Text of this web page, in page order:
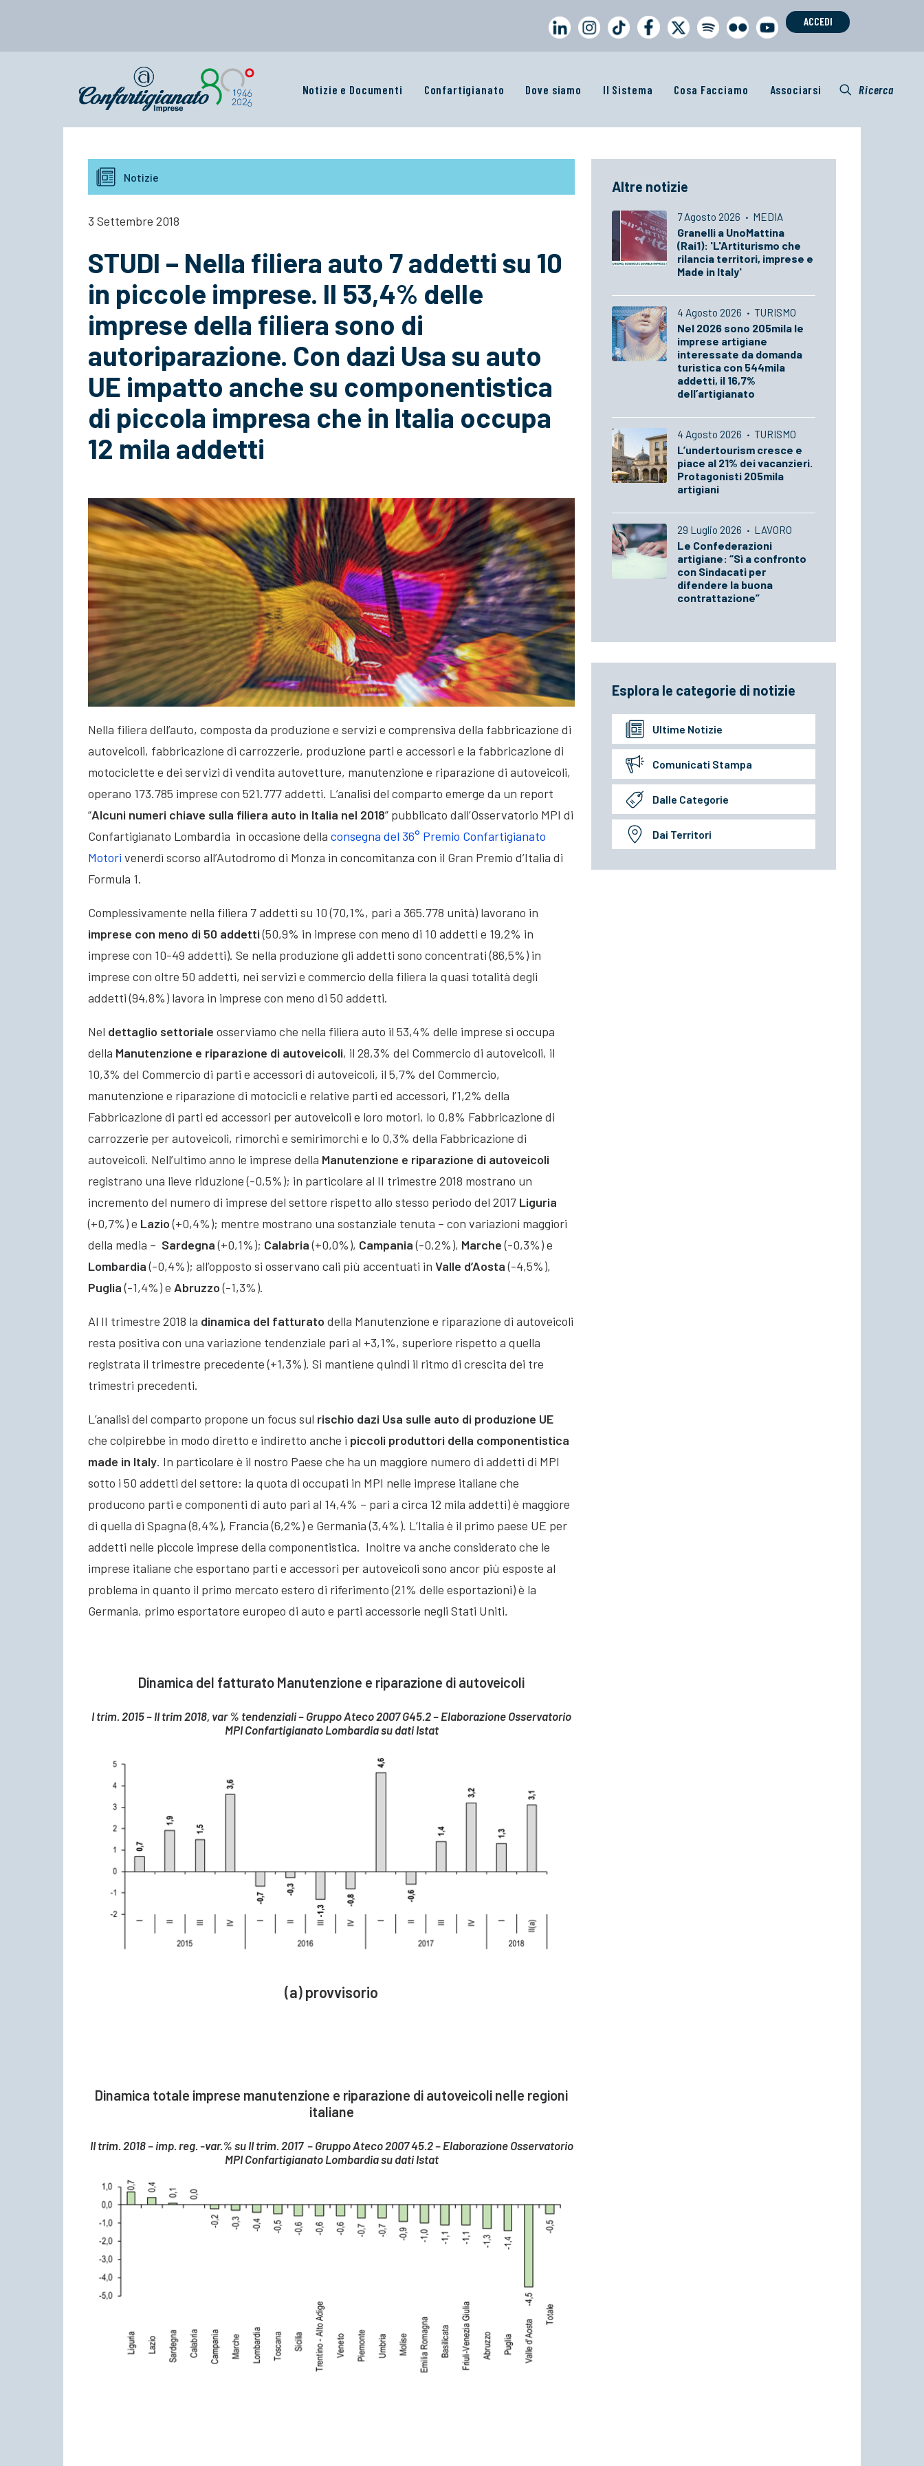
ACCEDI
Notizie e Documenti Confartigianato Dove siamo Il Sistema Cosa Facciamo Associarsi Ricerca
Notizie
3 Settembre 2018
STUDI – Nella filiera auto 7 addetti su 10
in piccole imprese. Il 53,4% delle
imprese della filiera sono di
autoriparazione. Con dazi Usa su auto
UE impatto anche su componentistica
di piccola impresa che in Italia occupa
12 mila addetti
Nella filiera dell’auto, composta da produzione e servizi e comprensiva della fabbricazione di
autoveicoli, fabbricazione di carrozzerie, produzione parti e accessori e la fabbricazione di
motociclette e dei servizi di vendita autovetture, manutenzione e riparazione di autoveicoli,
operano 173.785 imprese con 521.777 addetti. L’analisi del comparto emerge da un report
“Alcuni numeri chiave sulla filiera auto in Italia nel 2018” pubblicato dall’Osservatorio MPI di
Confartigianato Lombardia in occasione della consegna del 36° Premio Confartigianato
Motori venerdì scorso all’Autodromo di Monza in concomitanza con il Gran Premio d’Italia di
Formula 1.
Complessivamente nella filiera 7 addetti su 10 (70,1%, pari a 365.778 unità) lavorano in
imprese con meno di 50 addetti(50,9% in imprese con meno di 10 addetti e 19,2% in
imprese con 10-49 addetti). Se nella produzione gli addetti sono concentrati (86,5%) in
imprese con oltre 50 addetti, nei servizi e commercio della filiera la quasi totalità degli
addetti (94,8%) lavora in imprese con meno di 50 addetti.
Nel dettaglio settoriale osserviamo che nella filiera auto il 53,4% delle imprese si occupa
della Manutenzione e riparazione di autoveicoli, il 28,3% del Commercio di autoveicoli, il
10,3% del Commercio di parti e accessori di autoveicoli, il 5,7% del Commercio,
manutenzione e riparazione di motocicli e relative parti ed accessori, l’1,2% della
Fabbricazione di parti ed accessori per autoveicoli e loro motori, lo 0,8% Fabbricazione di
carrozzerie per autoveicoli, rimorchi e semirimorchi e lo 0,3% della Fabbricazione di
autoveicoli. Nell’ultimo anno le imprese della Manutenzione e riparazione di autoveicoli
registrano una lieve riduzione (-0,5%); in particolare al II trimestre 2018 mostrano un
incremento del numero di imprese del settore rispetto allo stesso periodo del 2017 Liguria
(+0,7%) e Lazio(+0,4%); mentre mostrano una sostanziale tenuta – con variazioni maggiori
della media – Sardegna(+0,1%); Calabria(+0,0%), Campania(-0,2%), Marche(-0,3%) e
Lombardia(-0,4%); all’opposto si osservano cali più accentuati in Valle d’Aosta(-4,5%),
Puglia(-1,4%) e Abruzzo(-1,3%).
Al II trimestre 2018 la dinamica del fatturato della Manutenzione e riparazione di autoveicoli
resta positiva con una variazione tendenziale pari al +3,1%, superiore rispetto a quella
registrata il trimestre precedente (+1,3%). Si mantiene quindi il ritmo di crescita dei tre
trimestri precedenti.
L’analisi del comparto propone un focus sul rischio dazi Usa sulle auto di produzione UE
che colpirebbe in modo diretto e indiretto anche i piccoli produttori della componentistica
made in Italy. In particolare è il nostro Paese che ha un maggiore numero di addetti di MPI
sotto i 50 addetti del settore: la quota di occupati in MPI nelle imprese italiane che
producono parti e componenti di auto pari al 14,4% – pari a circa 12 mila addetti) è maggiore
di quella di Spagna (8,4%), Francia (6,2%) e Germania (3,4%). L’Italia è il primo paese UE per
addetti nelle piccole imprese della componentistica. Inoltre va anche considerato che le
imprese italiane che esportano parti e accessori per autoveicoli sono ancor più esposte al
problema in quanto il primo mercato estero di riferimento (21% delle esportazioni) è la
Germania, primo esportatore europeo di auto e parti accessorie negli Stati Uniti.
Dinamica del fatturato Manutenzione e riparazione di autoveicoli
I trim. 2015 – II trim 2018, var % tendenziali – Gruppo Ateco 2007 G45.2 – Elaborazione Osservatorio
MPI Confartigianato Lombardia su dati Istat
(a) provvisorio
Dinamica totale imprese manutenzione e riparazione di autoveicoli nelle regioni
italiane
II trim. 2018 – imp. reg. -var.% su II trim. 2017 – Gruppo Ateco 2007 45.2 – Elaborazione Osservatorio
MPI Confartigianato Lombardia su dati Istat
Altre notizie
7 Agosto 2026 · MEDIA
Granelli a UnoMattina
(Rai1): 'L'Artiturismo che
rilancia territori, imprese e
Made in Italy'
4 Agosto 2026 · TURISMO
Nel 2026 sono 205mila le
imprese artigiane
interessate da domanda
turistica con 544mila
addetti, il 16,7%
dell’artigianato
4 Agosto 2026 · TURISMO
L’undertourism cresce e
piace al 21% dei vacanzieri.
Protagonisti 205mila
artigiani
29 Luglio 2026 · LAVORO
Le Confederazioni
artigiane: “Sì a confronto
con Sindacati per
difendere la buona
contrattazione”
Esplora le categorie di notizie
Ultime Notizie
Comunicati Stampa
Dalle Categorie
Dai Territori